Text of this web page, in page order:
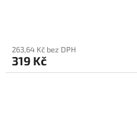
263,64 Kč bez DPH
319 Kč